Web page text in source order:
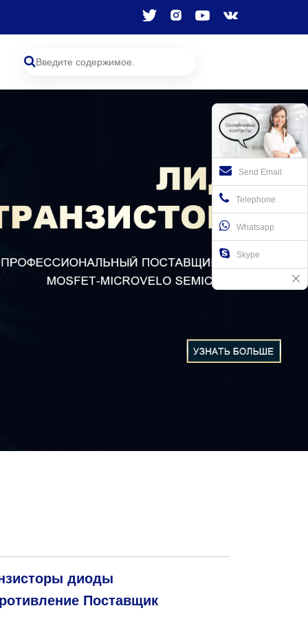
диоды
Поставщик
Send Email
Telephone
Whatsapp
Skype